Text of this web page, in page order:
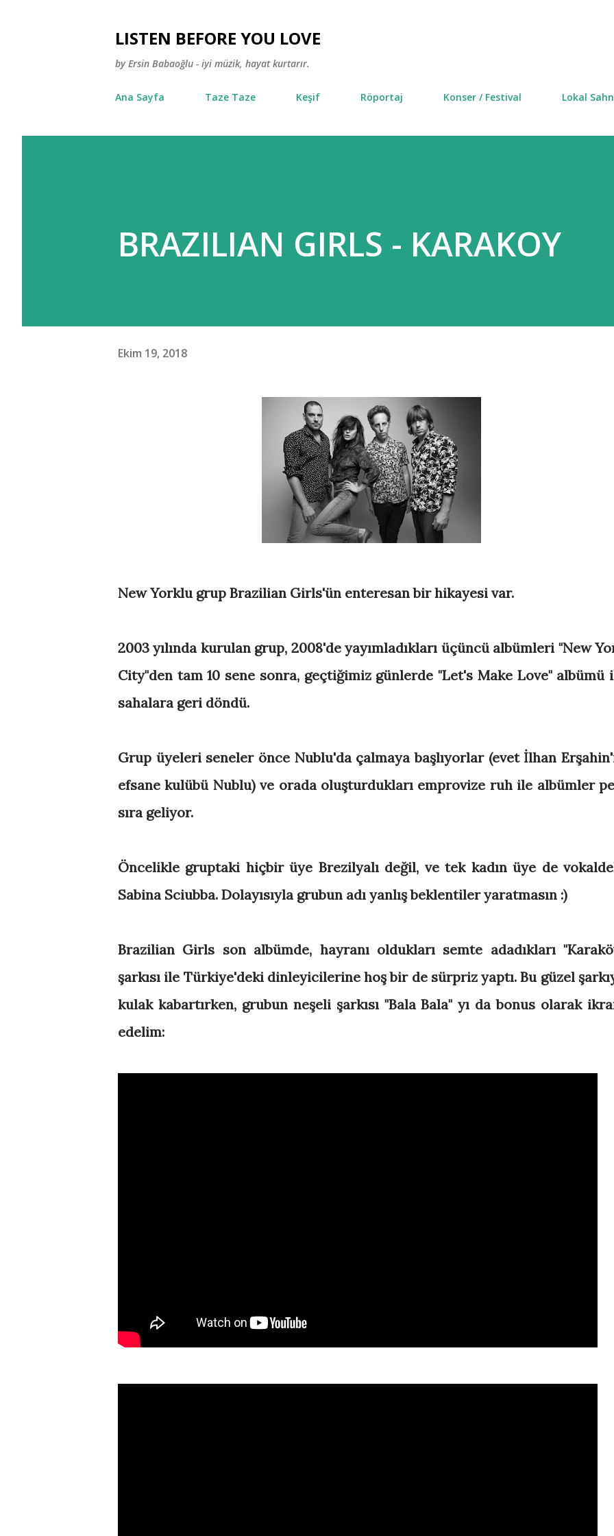
LISTEN BEFORE YOU LOVE
by Ersin Babaoğlu - iyi müzik, hayat kurtarır.
Ana Sayfa Taze Taze Keşif Röportaj Konser / Festival Lokal
BRAZILIAN GIRLS - KARAKOY
Ekim 19, 2018
New Yorklu grup Brazilian Girls'ün enteresan bir hikayesi var.
2003 yılında kurulan grup, 2008'de yayımladıkları üçüncü albümleri "New
City"den tam 10 sene sonra, geçtiğimiz günlerde "Let's Make Love" albümü
sahalara geri döndü.
Grup üyeleri seneler önce Nublu'da çalmaya başlıyorlar (evet İlhan
efsane kulübü Nublu) ve orada oluşturdukları emprovize ruh ile albümler
sıra geliyor.
Öncelikle gruptaki hiçbir üye Brezilyalı değil, ve tek kadın üye de
Sabina Sciubba. Dolayısıyla grubun adı yanlış beklentiler yaratmasın :)
Brazilian Girls son albümde, hayranı oldukları semte adadıkları
şarkısı ile Türkiye'deki dinleyicilerine hoş bir de sürpriz yaptı. Bu güzel
kulak kabartırken, grubun neşeli şarkısı "Bala Bala" yı da bonus olarak
edelim: